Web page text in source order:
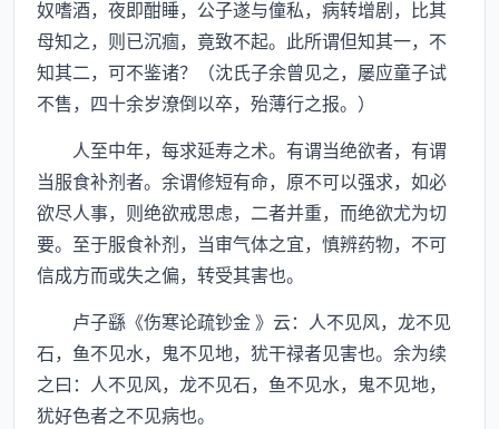
奴嗜酒，夜即酣睡，公子遂与僮私，病转增剧，比其
母知之，则已沉痼，竟致不起。此所谓但知其一，不
知其二，可不鉴诸？（沈氏子余曾见之，屡应童子试
不售，四十余岁潦倒以卒，殆薄行之报。）
人至中年，每求延寿之术。有谓当绝欲者，有谓
当服食补剂者。余谓修短有命，原不可以强求，如必
欲尽人事，则绝欲戒思虑，二者并重，而绝欲尤为切
要。至于服食补剂，当审气体之宜，慎辨药物，不可
信成方而或失之偏，转受其害也。
卢子繇《伤寒论疏钞金 》云：人不见风，龙不见
石，鱼不见水，鬼不见地，犹干禄者见害也。余为续
之曰：人不见风，龙不见石，鱼不见水，鬼不见地，
犹好色者之不见病也。